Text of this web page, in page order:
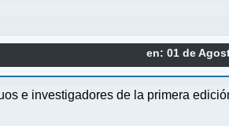
en: 01 de
e investigadores de la primera